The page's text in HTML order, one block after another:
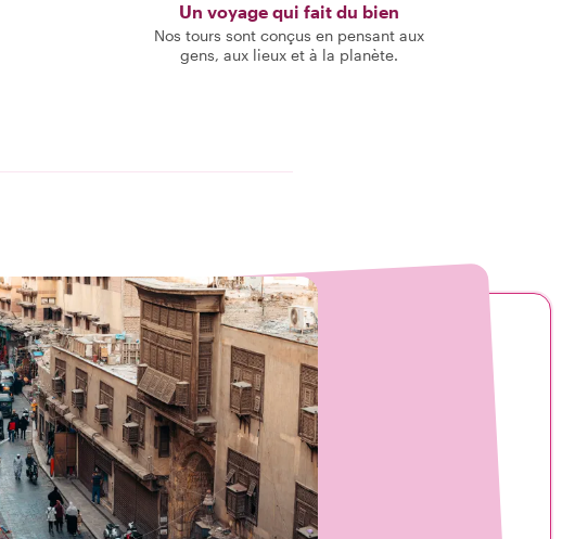
Un voyage qui fait du bien
Nos tours sont conçus en pensant aux
gens, aux lieux et à la planète.